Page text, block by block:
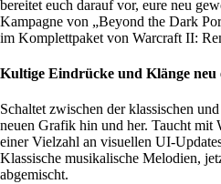
bereitet euch darauf vor, eure neu
Kampagne von „Beyond the Dark
im Komplettpaket von Warcraft II:
Kultige Eindrücke und Klänge neu
Schaltet zwischen der klassischen
neuen Grafik hin und her. Taucht mit
einer Vielzahl an visuellen UI-
Klassische musikalische Melodien,
abgemischt.